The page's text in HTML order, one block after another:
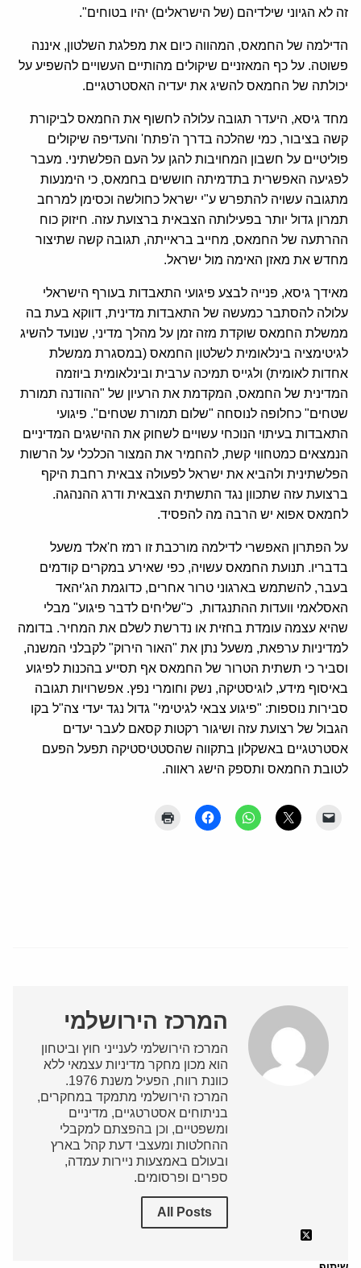
זה לא הגיוני שילדיהם (של הישראלים) יהיו בטוחים".
הדילמה של החמאס, המהווה כיום את מפלגת השלטון, איננה
פשוטה. על כף המאזניים שיקולים מהותיים העשויים להשפיע על
יכולתה של החמאס להשיג את יעדיה האסטרטגיים.
מחד גיסא, היעדר תגובה עלולה לחשוף את החמאס לביקורת
קשה בציבור, כמי שהלכה בדרך ה'פתח' והעדיפה שיקולים
פוליטיים על חשבון המחויבות להגן על העם הפלשתיני. מעבר
לפגיעה האפשרית בתדמיתה חוששים בחמאס, כי הימנעות
מתגובה עשויה להתפרש ע"י ישראל כחולשה וכסימן למרחב
תמרון גדול יותר בפעילותה הצבאית ברצועת עזה. חיזוק כוח
ההרתעה של החמאס, מחייב בראייתה, תגובה קשה שתיצור
מחדש את מאזן האימה מול ישראל.
מאידך גיסא, פנייה לבצע פיגועי התאבדות בעורף הישראלי
עלולה להסתבר כמעשה של התאבדות מדינית, דווקא בעת בה
ממשלת החמאס שוקדת מזה זמן על מהלך מדיני, שנועד להשיג
לגיטימציה בינלאומית לשלטון החמאס (במסגרת ממשלת
אחדות לאומית) ולגייס תמיכה ערבית ובינלאומית ביוזמה
המדינית של החמאס, המקדמת את הרעיון של "ההודנה תמורת
שטחים" כחלופה לנוסחה "שלום תמורת שטחים". פיגועי
התאבדות בעיתוי הנוכחי עשויים לשחוק את ההישגים המדיניים
הנמצאים כמטחווי קשת, להחמיר את המצור הכלכלי על הרשות
הפלשתינית ולהביא את ישראל לפעולה צבאית רחבת היקף
ברצועת עזה שתכוון נגד התשתית הצבאית ודרג ההנהגה.
לחמאס אפוא יש הרבה מה להפסיד.
על הפתרון האפשרי לדילמה מורכבת זו רמז ח'אלד משעל
בדבריו. תנועת החמאס עשויה, כפי שאירע במקרים קודמים
בעבר, להשתמש בארגוני טרור אחרים, כדוגמת הג'יהאד
האסלאמי וועדות ההתנגדות, כ"שליחים לדבר פיגוע" מבלי
שהיא עצמה עומדת בחזית או נדרשת לשלם את המחיר. בדומה
למדיניות ערפאת, משעל נתן את "האור הירוק" לקבלני המשנה,
וסביר כי תשתית הטרור של החמאס אף תסייע בהכנות לפיגוע
באיסוף מידע, לוגיסטיקה, נשק וחומרי נפץ. אפשרויות תגובה
סבירות נוספות: "פיגוע צבאי לגיטימי" גדול נגד יעדי צה"ל בקו
הגבול של רצועת עזה ושיגור רקטות קסאם לעבר יעדים
אסטרטגיים באשקלון בתקווה שהסטטיסטיקה תפעל הפעם
לטובת החמאס ותספק הישג ראווה.
המרכז הירושלמי
המרכז הירושלמי לענייני חוץ וביטחון
הוא מכון מחקר מדיניות עצמאי ללא
כוונת רווח, הפעיל משנת 1976.
המרכז הירושלמי מתמקד במחקרים,
בניתוחים אסטרטגיים, מדיניים
ומשפטיים, וכן בהפצתם למקבלי
ההחלטות ומעצבי דעת קהל בארץ
ובעולם באמצעות ניירות עמדה,
ספרים ופרסומים.
All Posts